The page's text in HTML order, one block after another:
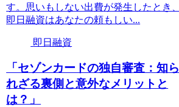
す。思いもしない出費が発生したとき、
即日融資はあなたの頼もしい...
即日融資
「セゾンカードの独自審査：知ら
れざる裏側と意外なメリットと
は？」